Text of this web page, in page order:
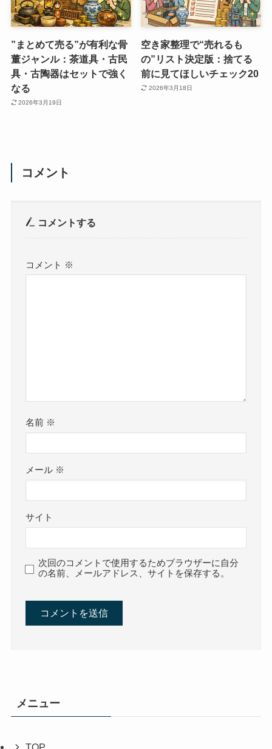
”まとめて売る”が有利な骨
董ジャンル：茶道具・古民
具・古陶器はセットで強く
なる
2026年3月19日
空き家整理で“売れるも
の”リスト決定版：捨てる
前に見てほしいチェック20
2026年3月18日
コメント
コメントする
コメント ※
名前 ※
メール ※
サイト
次回のコメントで使用するためブラウザーに自分
の名前、メールアドレス、サイトを保存する。
メニュー